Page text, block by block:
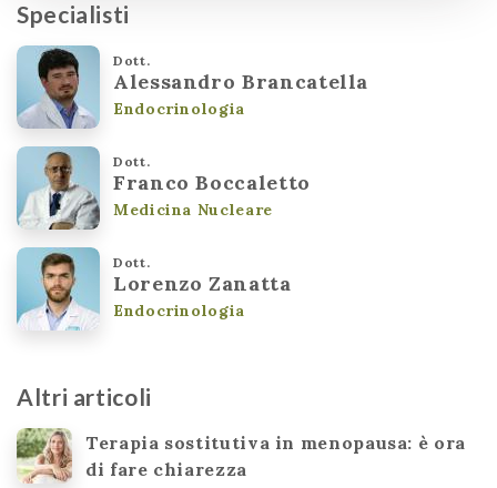
Specialisti
Dott.
Alessandro Brancatella
Endocrinologia
Dott.
Franco Boccaletto
Medicina Nucleare
Dott.
Lorenzo Zanatta
Endocrinologia
Altri articoli
Terapia sostitutiva in menopausa: è ora
di fare chiarezza